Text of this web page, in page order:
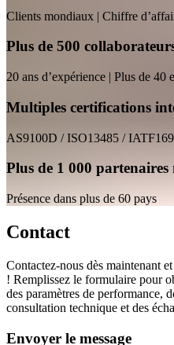
Clients mondiaux | Chiffre
Plus de 500
20 ans d’expérience | Plus de 40
Multiples certifications
AS9100D / ISO13485 /
Plus de 1 000
Présence dans plus de 60 pays
Contact
Contactez-nous dès maintenant
! Remplissez le formulaire pour
des paramètres de performance,
consultation technique et des
Envoyer le message